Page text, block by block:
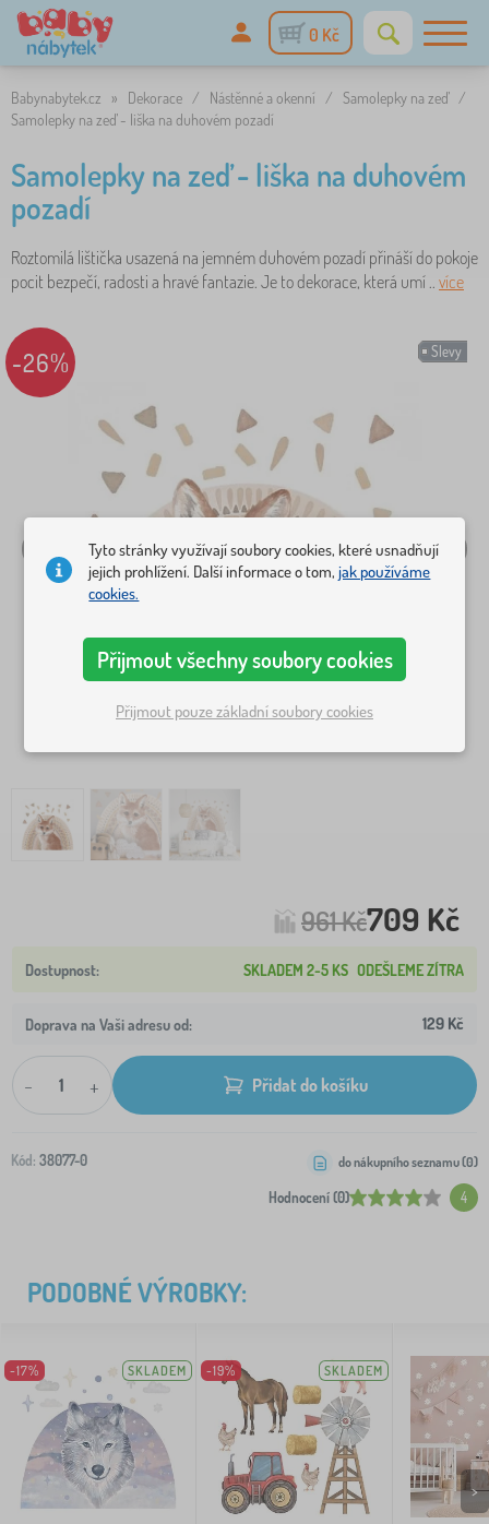
0 Kč
Babynabytek.cz » Dekorace / Nástěnné a okenní / Samolepky na zeď
/
Samolepky na zeď - liška na duhovém pozadí
Samolepky na zeď - liška na duhovém
pozadí
Roztomilá lištička usazená na jemném duhovém pozadí přináší do pokoje
pocit bezpečí, radosti a hravé fantazie. Je to dekorace, která umí .. více
Slevy
-26%
961 Kč709 Kč
SKLADEM 2-5 KS ODEŠLEME ZÍTRA
Doprava na Vaši adresu od: 129 Kč
- + Přidat do košíku
Kód: 38077-0
Hodnocení (0) 4
do nákupního seznamu (0)
PODOBNÉ VÝROBKY:
-17% SKLADEM -19% SKLADEM
>
Tyto stránky využívají soubory cookies, které usnadňují
jejich prohlížení. Další informace o tom,jak používáme
cookies.
Přijmout všechny soubory cookies
Přijmout pouze základní soubory cookies